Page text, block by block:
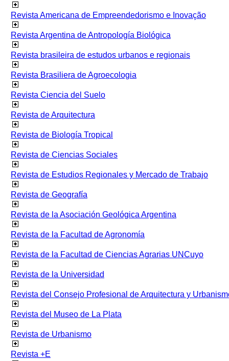
Revista Americana de Empreendedorismo e Inovação
Revista Argentina de Antropología Biológica
Revista brasileira de estudos urbanos e regionais
Revista Brasiliera de Agroecologia
Revista Ciencia del Suelo
Revista de Arquitectura
Revista de Biología Tropical
Revista de Ciencias Sociales
Revista de Estudios Regionales y Mercado de Trabajo
Revista de Geografía
Revista de la Asociación Geológica Argentina
Revista de la Facultad de Agronomía
Revista de la Facultad de Ciencias Agrarias UNCuyo
Revista de la Universidad
Revista del Consejo Profesional de Arquitectura y
Revista del Museo de La Plata
Revista de Urbanismo
Revista +E